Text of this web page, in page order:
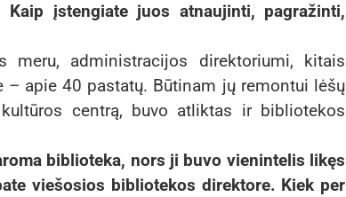
įstengiate juos atnaujinti, pagražinti,
meru, administracijos direktoriumi, kitais
apie 40 pastatų. Būtinam jų remontui lėšų
centrą, buvo atliktas ir bibliotekos
biblioteka, nors ji buvo vienintelis likęs
viešosios bibliotekos direktore. Kiek per